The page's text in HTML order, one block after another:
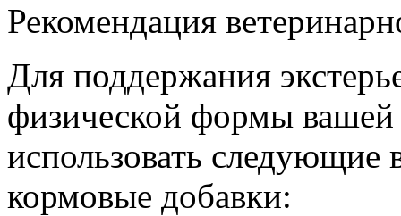
Рекомендация
Для поддержания
физической формы вашей
использовать следующие
кормовые добавки: